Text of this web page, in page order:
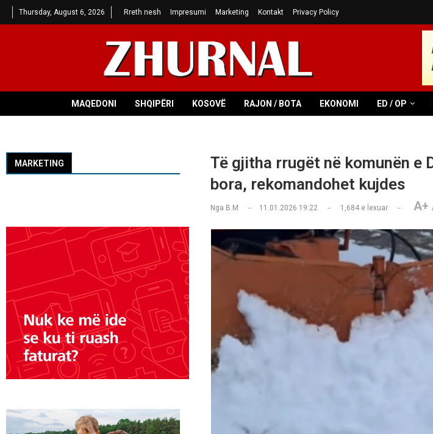
Thursday, August 6, 2026 Rreth nesh Impresumi Marketing Kontakt Privacy Policy
MAQEDONI SHQIPËRI KOSOVË RAJON / BOTA EKONOMI ED / OP
Të gjitha rrugët në komunën e
bora, rekomandohet kujdes
Nga B.M 11.01.2026 19:22 1,684e lexuar A+
MARKETING